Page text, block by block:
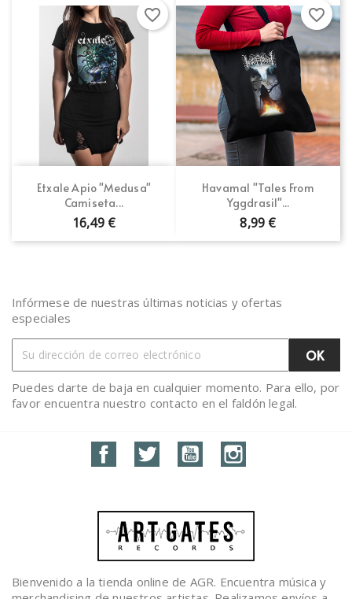
Etxale Apio "Medusa"
Camiseta...
16,49 €
favorite_border
Havamal "Tales From
Yggdrasil"...
8,99 €
favorite_border
Infórmese de nuestras últimas noticias y ofertas
especiales
Puedes darte de baja en cualquier momento. Para ello, por
favor encuentra nuestro contacto en el faldón legal.
FacebookTwitter YouTube
Bienvenido a la tienda online de AGR. Encuentra música y